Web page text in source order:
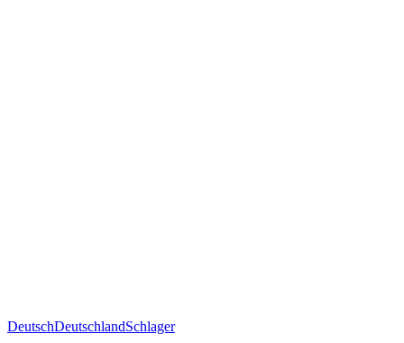
DeutschDeutschlandSchlager